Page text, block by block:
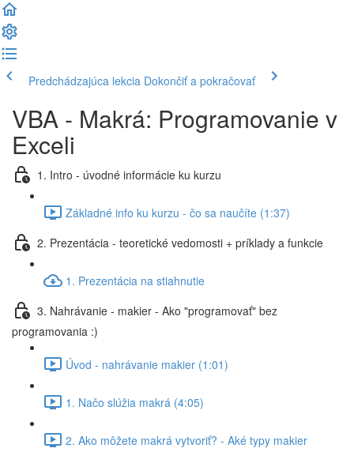
Predchádzajúca lekcia Dokončiť a pokračovať
VBA - Makrá: Programovanie v
Exceli
1. Intro - úvodné informácie ku kurzu
Základné info ku kurzu - čo sa naučíte (1:37)
2. Prezentácia - teoretické vedomosti + príklady a funkcie
1. Prezentácia na stiahnutie
3. Nahrávanie - makier - Ako "programovať" bez
programovania :)
Úvod - nahrávanie makier (1:01)
1. Načo slúžia makrá (4:05)
2. Ako môžete makrá vytvoriť? - Aké typy makier